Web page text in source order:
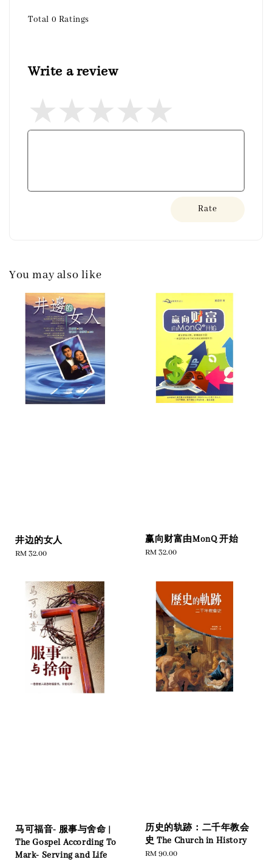
Total 0 Ratings
Write a review
Rate
You may also like
井边的女人
Regular
RM 32.00
赢向财富由MonQ 开始
Regular
RM 32.00
马可福音- 服事与舍命 |
The Gospel According To
Mark- Serving and Life
历史的轨跡：二千年教会
史 The Church in History
Regular
RM 90.00